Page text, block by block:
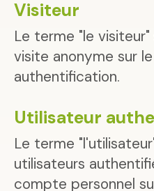
Visiteur
Le terme "le
visite anonyme sur
authentification.
Utilisateur
Le terme
utilisateurs
compte personnel